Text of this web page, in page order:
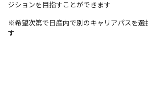
ジションを目指すことができます
※希望次第で日産内で別のキャリアパスを選
す